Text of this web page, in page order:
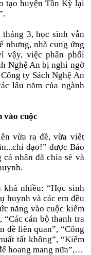
tạo huyện Tân Kỳ lại
3, học sinh vẫn
nhưng, nhà cung ứng
vậy, việc phân phối
Nghệ An bị nghi ngờ
ty Sách Nghệ An
lâu năm của ngành
vào cuộc
vừa ra đề, vừa viết
đạo!” được Báo
nhân đã chia sẻ và
nhiều: “Học sinh
huynh và các em đều
năng vào cuộc kiểm
cán bộ thanh tra
đề liên quan”, “Công
tất không”, “Kiểm
hoang mang nữa”,…